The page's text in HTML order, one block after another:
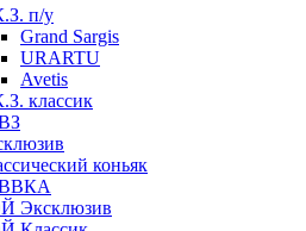
п/у
Grand Sargis
URARTU
Avetis
классик
коньяк
Эксклюзив